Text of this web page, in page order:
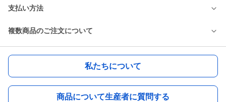
支払い方法
複数商品のご注文について
私たちについて
商品について生産者に質問する